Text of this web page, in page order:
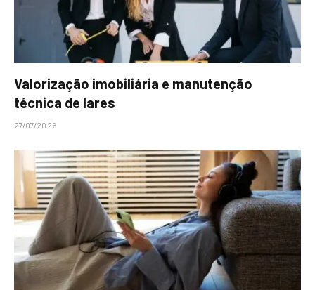
Valorização imobiliária e manutenção
técnica de lares
27/07/2026